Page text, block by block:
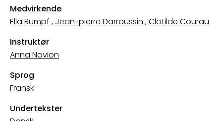
Medvirkende
Ella Rumpf , Jean-pierre Darroussin ,Clotilde Courau
Instruktør
Anna Novion
Sprog
Fransk
Undertekster